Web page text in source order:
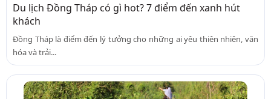
Du lịch Đồng Tháp có gì hot? 7 điểm đến xanh hút
khách
Đồng Tháp là điểm đến lý tưởng cho những ai yêu thiên nhiên, văn
hóa và trải...